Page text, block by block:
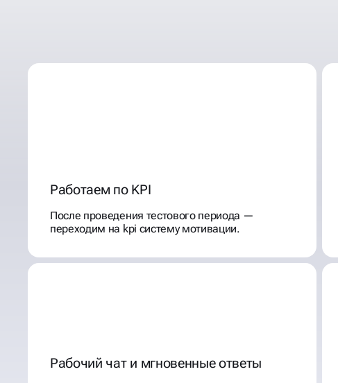
Работаем по KPI
После проведения тестового периода —
переходим на kpi систему мотивации.
Рабочий чат и мгновенные ответы